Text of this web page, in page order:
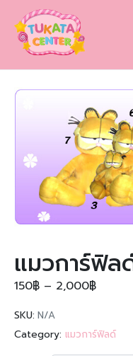
แมวการ์ฟิล
150฿ – 2,000฿
SKU: N/A
Category: แมวการ์ฟิลด์